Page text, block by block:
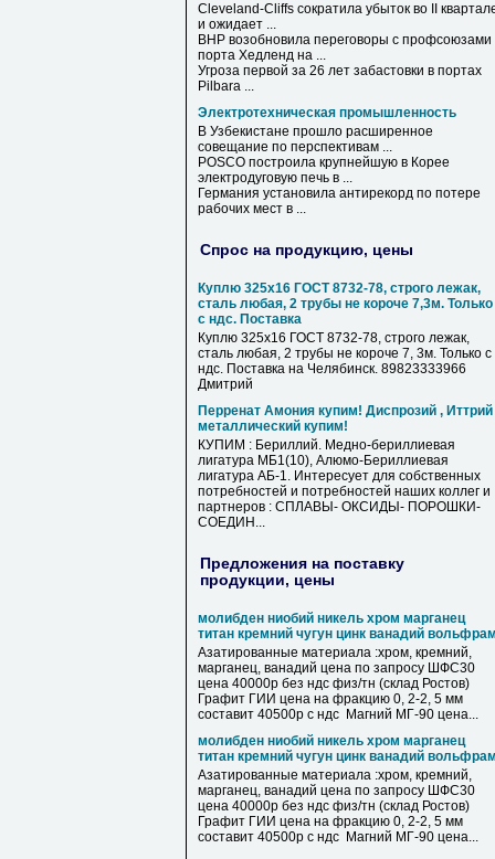
Cleveland-Cliffs сократила убыток во II
и ожидает ...
BHP возобновила переговоры с профсоюзами
порта Хедленд на ...
Угроза первой за 26 лет забастовки в портах
Pilbara ...
Электротехническая промышленность
В Узбекистане прошло расширенное
совещание по перспективам ...
POSCO построила крупнейшую в Корее
электродуговую печь в ...
Германия установила антирекорд по потере
рабочих мест в ...
Спрос на продукцию, цены
Куплю 325х16 ГОСТ 8732-78, строго лежак,
сталь любая, 2 трубы не короче 7,3м. Только
с ндс. Поставка
Куплю 325х16 ГОСТ 8732-78, строго лежак,
сталь любая, 2 трубы не короче 7, 3м. Только с
ндс. Поставка на Челябинск. 89823333966
Дмитрий
Перренат Амония купим! Диспрозий , Иттрий
металлический купим!
КУПИМ : Бериллий. Медно-бериллиевая
лигатура МБ1(10), Алюмо-Бериллиевая
лигатура АБ-1. Интересует для собственных
потребностей и потребностей наших коллег и
партнеров : СПЛАВЫ- ОКСИДЫ- ПОРОШКИ-
СОЕДИН...
Предложения на поставку
продукции, цены
молибден ниобий никель хром марганец
титан кремний чугун цинк ванадий
Азатированные материала :хром, кремний,
марганец, ванадий цена по запросу ШФС30
цена 40000р без ндс физ/тн (склад Ростов)
Графит ГИИ цена на фракцию 0, 2-2, 5 мм
составит 40500р с ндс Магний МГ-90 цена...
молибден ниобий никель хром марганец
титан кремний чугун цинк ванадий
Азатированные материала :хром, кремний,
марганец, ванадий цена по запросу ШФС30
цена 40000р без ндс физ/тн (склад Ростов)
Графит ГИИ цена на фракцию 0, 2-2, 5 мм
составит 40500р с ндс Магний МГ-90 цена...